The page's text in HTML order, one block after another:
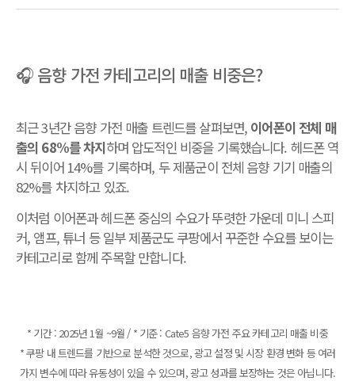
🎧 음향 가전 카테고리의 매출 비중은?
최근 3년간 음향 가전 매출 트렌드를 살펴보면, 이어폰이 전체 매
출의 68%를 차지하며 압도적인 비중을 기록했습니다. 헤드폰 역
시 뒤이어 14%를 기록하며, 두 제품군이 전체 음향 기기 매출의
82%를 차지하고 있죠.
이처럼 이어폰과 헤드폰 중심의 수요가 뚜렷한 가운데 미니 스피
커, 앰프, 튜너 등 일부 제품군도 쿠팡에서 꾸준한 수요를 보이는
카테고리로 함께 주목할 만합니다.
* 기간 : 2025년 1월 ~9월 / * 기준 : Cate5 음향 가전 주요 카테고리 매출 비중
* 쿠팡 내 트렌드를 기반으로 분석한 것으로, 광고 설정 및 시장 환경 변화 등 여러
가지 변수에 따라 유동성이 있을 수 있으며, 광고 성과를 보장하는 것은 아닙니다.